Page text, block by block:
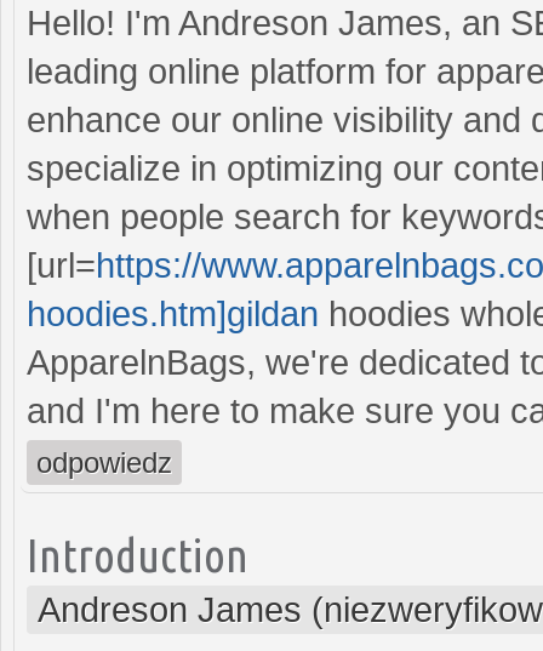
Hello! I'm Andreson James, an
leading online platform for
enhance our online visibility and
specialize in optimizing our
when people search for
[url=https://
hoodies.htm]gildan hoodies
ApparelnBags, we're dedicated
and I'm here to make sure you
odpowiedz
Introduction
Andreson James